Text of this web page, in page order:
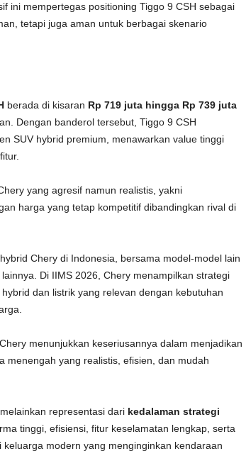
ini mempertegas positioning Tiggo 9 CSH sebagai
tetapi juga aman untuk berbagai skenario
berada di kisaran Rp 719 juta hingga Rp 739 juta
Dengan banderol tersebut, Tiggo 9 CSH
SUV hybrid premium, menawarkan value tinggi
yang agresif namun realistis, yakni
harga yang tetap kompetitif dibandingkan rival di
Chery di Indonesia, bersama model-model lain
Di IIMS 2026, Chery menampilkan strategi
dan listrik yang relevan dengan kebutuhan
menunjukkan keseriusannya dalam menjadikan
menengah yang realistis, efisien, dan mudah
representasi dari kedalaman strategi
tinggi, efisiensi, fitur keselamatan lengkap, serta
modern yang menginginkan kendaraan